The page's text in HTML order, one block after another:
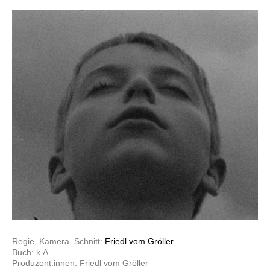
Regie, Kamera, Schnitt: Friedl vom Gröller
Buch: k.A.
Produzent:innen: Friedl vom Gröller